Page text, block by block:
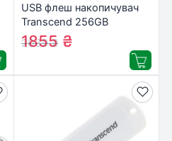
USB флеш накопичувач
Transcend 256GB
JetFlash 730 White USB
3.1 (TS256GJF730)
2039₴
1855 ₴